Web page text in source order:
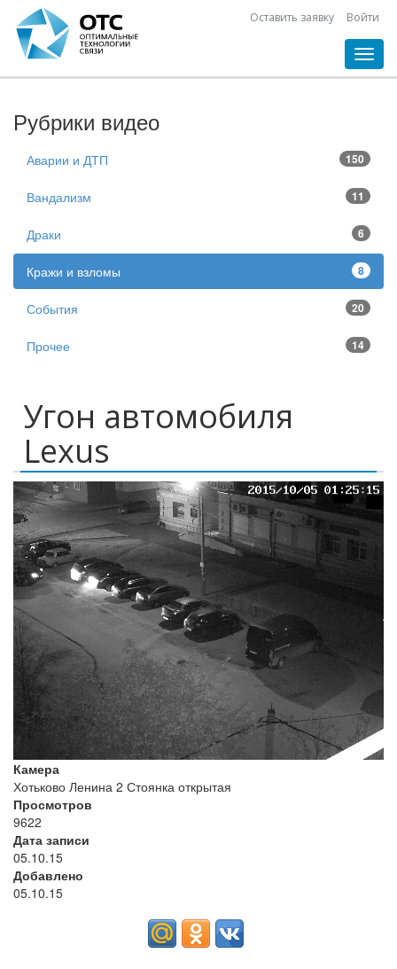
Оставить заявку Войти
Рубрики видео
150
Аварии и ДТП
11
Вандализм
6
Драки
8
Кражи и взломы
20
События
14
Прочее
Угон автомобиля
Lexus
Камера
Хотьково Ленина 2 Стоянка открытая
Просмотров
9622
Дата записи
05.10.15
Добавлено
05.10.15